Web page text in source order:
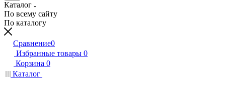
Каталог
По всему сайту
По каталогу
Сравнение0
Избранные товары 0
Корзина 0
Каталог